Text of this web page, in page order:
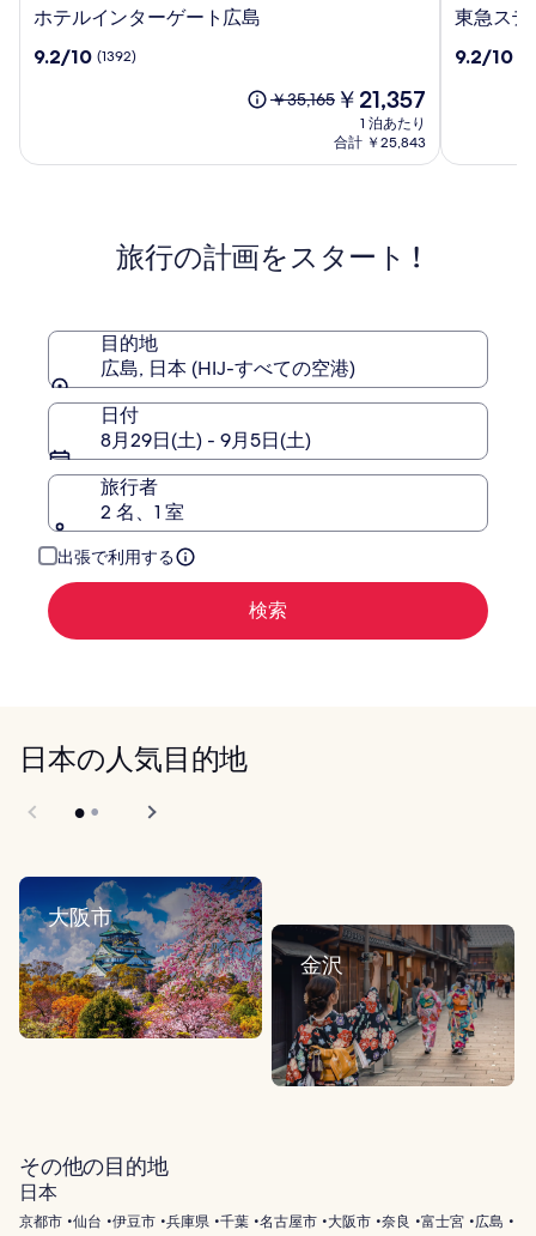
ホ
ル
ー
ホテルインターゲート広島
10
(1392)
9.2/10 (1392)
以
料
通
常
に
つ
い
て
詳
細
示。
￥35,165現
の
料
￥21,357
1 泊あたり
合計 ￥25,843
東
ス
ル
東急ステ
10
(42)
9.2/10
旅行の計画をスタート !
目的地
広島, 日本 (HIJ-すべての空港)
日付
8月29日(土) - 9月5日(土)
旅行者
2 名、1 室
出張で利用する
検索
日本の人気目的地
大阪市
金沢
その他の目的地
日本
京都市 仙台 伊豆市 兵庫県 千葉 名古屋市 大阪市 奈良 富士宮
広島